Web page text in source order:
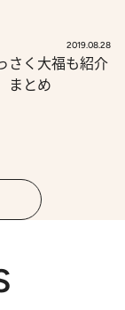
2019.08.28
さく大福も紹介
まとめ